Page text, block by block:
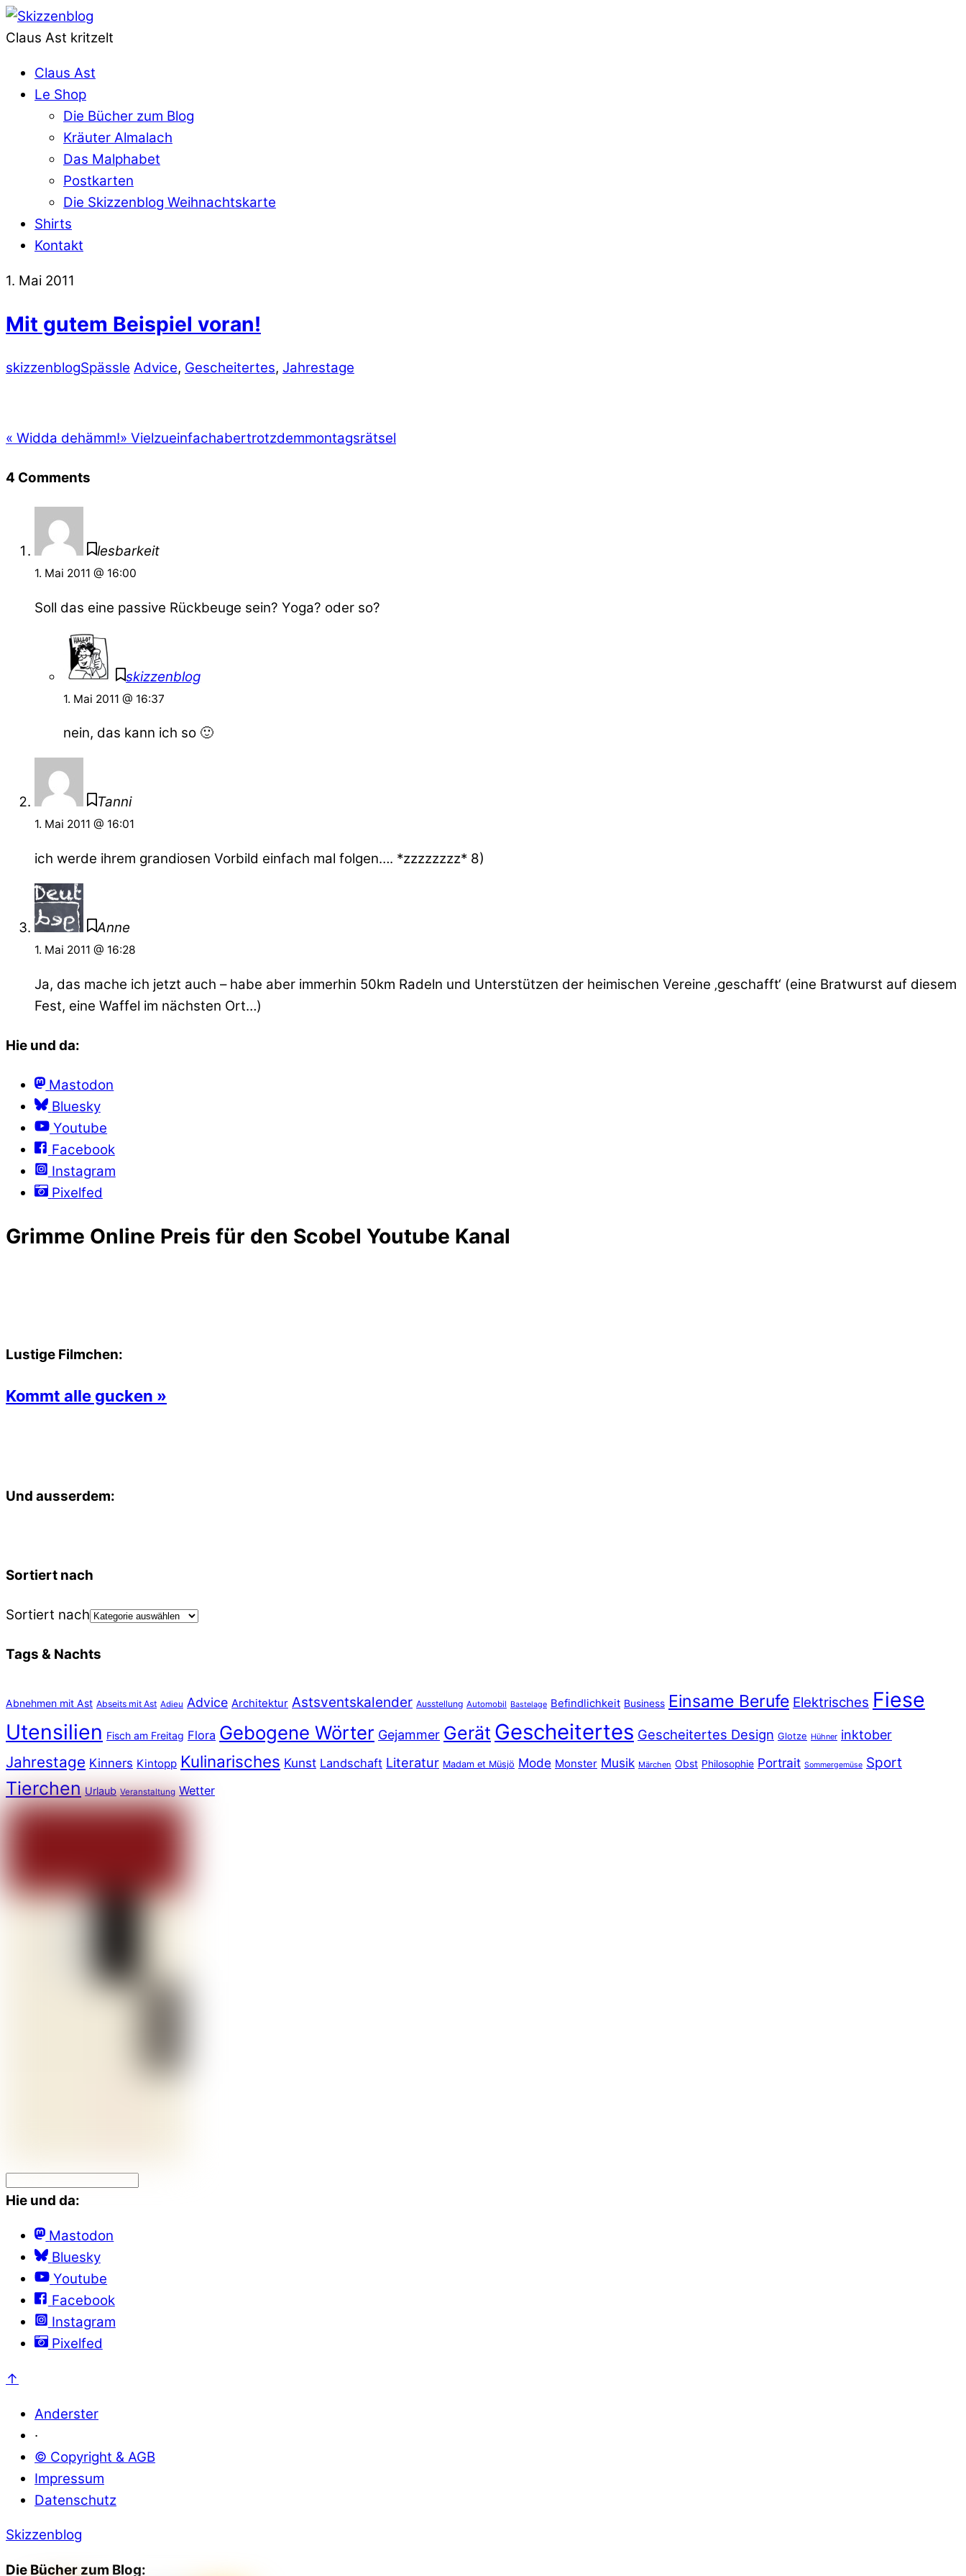
Claus Ast kritzelt
Claus Ast
Le Shop
Die Bücher zum Blog
Kräuter Almalach
Das Malphabet
Postkarten
Die Skizzenblog Weihnachtskarte
Shirts
Kontakt
1. Mai 2011
Mit gutem Beispiel voran!
skizzenblogSpässle Advice, Gescheitertes, Jahrestage
« Widda dehämm!» Vielzueinfachabertrotzdemmontagsrätsel
4 Comments
lesbarkeit
1. Mai 2011 @ 16:00
Soll das eine passive Rückbeuge sein? Yoga? oder so?
skizzenblog
1. Mai 2011 @ 16:37
nein, das kann ich so 🙂
Tanni
1. Mai 2011 @ 16:01
ich werde ihrem grandiosen Vorbild einfach mal folgen…. *zzzzzzzz* 8)
Anne
1. Mai 2011 @ 16:28
Ja, das mache ich jetzt auch – habe aber immerhin 50km Radeln und Unterstützen der heimischen Vereine ‚geschafft‘ (eine Bratwurst auf diesem
Fest, eine Waffel im nächsten Ort…)
Hie und da:
Mastodon
Bluesky
Youtube
Facebook
Instagram
Pixelfed
Grimme Online Preis für den Scobel Youtube Kanal
Lustige Filmchen:
Kommt alle gucken »
Und ausserdem:
Sortiert nach
Sortiert nach
Tags & Nachts
Abnehmen mit Ast Abseits mit Ast Adieu Advice Architektur Astsventskalender Ausstellung Automobil Bastelage Befindlichkeit Business Einsame Berufe Elektrisches Fiese
Utensilien Fisch am Freitag Flora Gebogene Wörter Gejammer Gerät Gescheitertes Gescheitertes Design Glotze Hühner inktober
Jahrestage Kinners Kintopp Kulinarisches Kunst Landschaft Literatur Madam et Müsjö Mode Monster Musik Märchen Obst Philosophie Portrait Sommergemüse Sport
Tierchen Urlaub Veranstaltung Wetter
Hie und da:
Mastodon
Bluesky
Youtube
Facebook
Instagram
Pixelfed
↑
Anderster
·
© Copyright & AGB
Impressum
Datenschutz
Skizzenblog
Die Bücher zum Blog: